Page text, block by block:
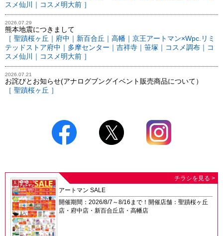
スメ仙川｜コスメ明大前 ］
2026.07.29
熊本地震につきまして
［ 聖蹟桜ヶ丘｜府中｜新百合丘｜高幡｜京王アートマン×Wpc.リミ
テッドストア府中｜多摩センター｜吉祥寺｜笹塚｜コスメ調布｜コ
スメ仙川｜コスメ明大前 ］
2026.07.21
お詫びとお知らせ(アナログブングイベント販売商品について）
［ 聖蹟桜ヶ丘 ］
チラシを見る >
アートマン SALE
開催期間：2026/8/7～8/16まで！開催店舗：聖蹟桜ヶ丘
店・府中店・新百合丘店・高幡店